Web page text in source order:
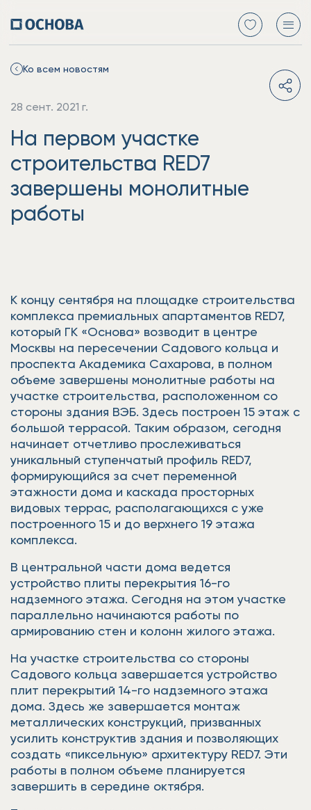
Ко всем новостям
28 сент. 2021 г.
На первом участке
строительства RED7
завершены монолитные
работы
К концу сентября на площадке строительства
комплекса премиальных апартаментов RED7,
который ГК «Основа» возводит в центре
Москвы на пересечении Садового кольца и
проспекта Академика Сахарова, в полном
объеме завершены монолитные работы на
участке строительства, расположенном со
стороны здания ВЭБ. Здесь построен 15 этаж с
большой террасой. Таким образом, сегодня
начинает отчетливо прослеживаться
уникальный ступенчатый профиль RED7,
формирующийся за счет переменной
этажности дома и каскада просторных
видовых террас, располагающихся с уже
построенного 15 и до верхнего 19 этажа
комплекса.
В центральной части дома ведется
устройство плиты перекрытия 16-го
надземного этажа. Сегодня на этом участке
параллельно начинаются работы по
армированию стен и колонн жилого этажа.
На участке строительства со стороны
Садового кольца завершается устройство
плит перекрытий 14-го надземного этажа
дома. Здесь же завершается монтаж
металлических конструкций, призванных
усилить конструктив здания и позволяющих
создать «пиксельную» архитектуру RED7. Эти
работы в полном объеме планируется
завершить в середине октября.